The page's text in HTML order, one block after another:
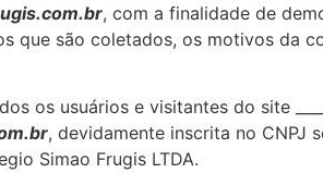
, com a finalidade de
que são coletados, os motivos da
os usuários e visitantes do site
, devidamente inscrita no CNPJ
Simao Frugis LTDA.